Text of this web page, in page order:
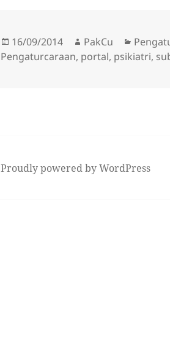
Posted
on
16/09/2014 Author
PakCu
Pengaturcaraan, portal, psikiatri,
Proudly powered by WordPress